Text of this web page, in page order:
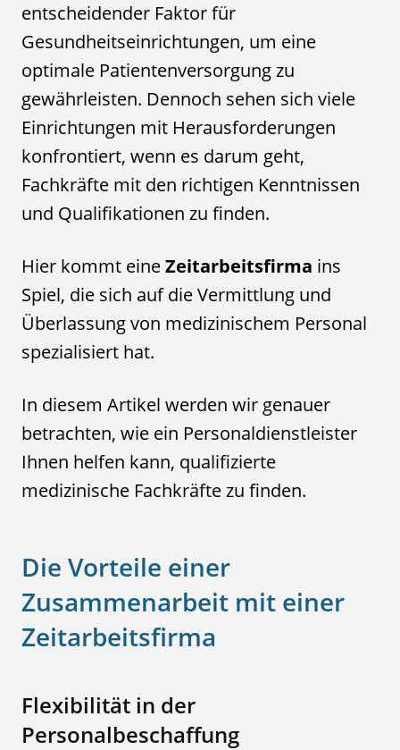
entscheidender Faktor für
Gesundheitseinrichtungen, um eine
optimale Patientenversorgung zu
gewährleisten. Dennoch sehen sich viele
Einrichtungen mit Herausforderungen
konfrontiert, wenn es darum geht,
Fachkräfte mit den richtigen Kenntnissen
und Qualifikationen zu finden.
Hier kommt eineZeitarbeitsfirma ins
Spiel, die sich auf die Vermittlung und
Überlassung von medizinischem Personal
spezialisiert hat.
In diesem Artikel werden wir genauer
betrachten, wie ein Personaldienstleister
Ihnen helfen kann, qualifizierte
medizinische Fachkräfte zu finden.
Die Vorteile einer
Zusammenarbeit mit einer
Zeitarbeitsfirma
Flexibilität in der
Personalbeschaffung